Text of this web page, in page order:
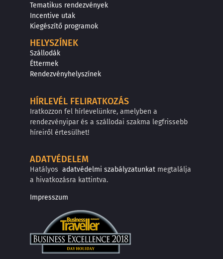
Tematikus rendezvények
Incentive utak
Kiegészítő programok
HELYSZÍNEK
Szállodák
Éttermek
Rendezvényhelyszínek
HÍRLEVÉL FELIRATKOZÁS
Iratkozzon fel hírlevelünkre, amelyben a
rendezvényipar és a szállodai szakma legfrissebb
híreiről értesülhet!
ADATVÉDELEM
Hatályos adatvédelmi szabályzatunkat megtalálja
a hivatkozásra kattintva.
Impresszum